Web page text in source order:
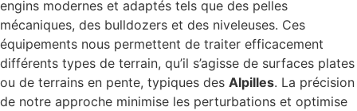
engins modernes et adaptés tels que des pelles
mécaniques, des bulldozers et des niveleuses. Ces
équipements nous permettent de traiter efficacement
différents types de terrain, qu’il s’agisse de surfaces plates
ou de terrains en pente, typiques des Alpilles. La précision
de notre approche minimise les perturbations et optimise